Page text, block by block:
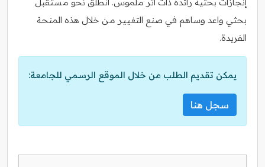
بحثي واعد وساهم في صنع التغيير من خلال هذه المنحة
الفريدة.
يمكن تقديم الطلب من خلال الموقع الرسمي للجامعة:
سجل هنا